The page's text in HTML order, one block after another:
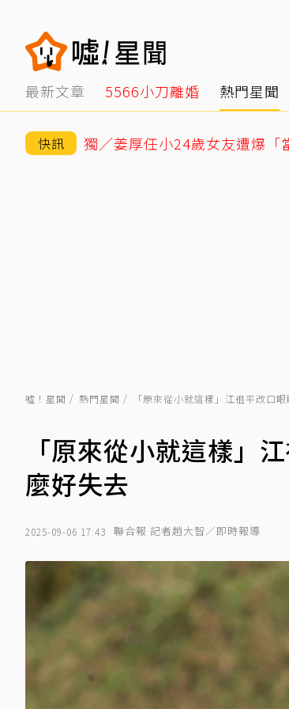
最新文章 5566小刀離婚 熱門星聞
快訊
噓！星聞 熱門星聞 「原來從小就這樣」江祖平改口
「原來從小就這樣」
麼好失去
2025-09-06 17:43 聯合報 記者趙大智／即時報導